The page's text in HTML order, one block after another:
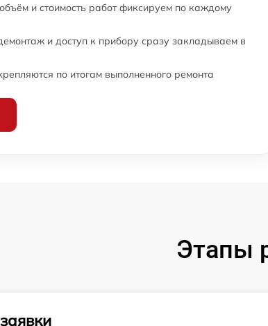
объём и стоимость работ фиксируем по каждому
и доступ к прибору сразу закладываем в
по итогам выполненного ремонта
Этапы